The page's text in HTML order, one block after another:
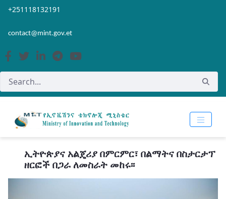
Skip to Main Content
Open Accessibility Menu
+251118132191
contact@mint.gov.et
ኢትዮጵያና አልጄሪያ በምርምር፣ በልማትና በስታርታፕ
ዘርፎች በጋራ ለመስራት መከሩ፡፡